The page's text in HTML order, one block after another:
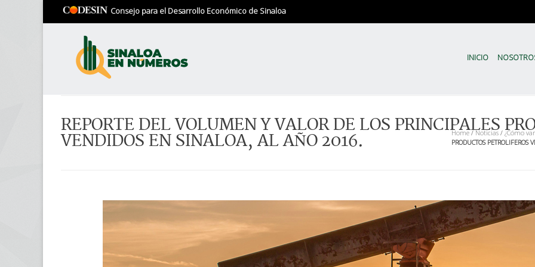
Consejo para el Desarrollo Económico de Sinaloa
INICIO
REPORTE DEL VOLUMEN Y VALOR DE LOS PRINCIPALES
VENDIDOS EN SINALOA, AL AÑO 2016. Home/Noticias / ¿Cómo
PRODUCTOS